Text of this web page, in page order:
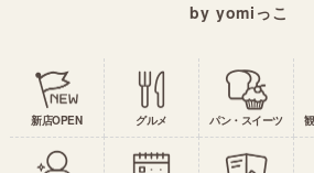
by yomiっこ
新店OPEN グルメ パン・スイーツ